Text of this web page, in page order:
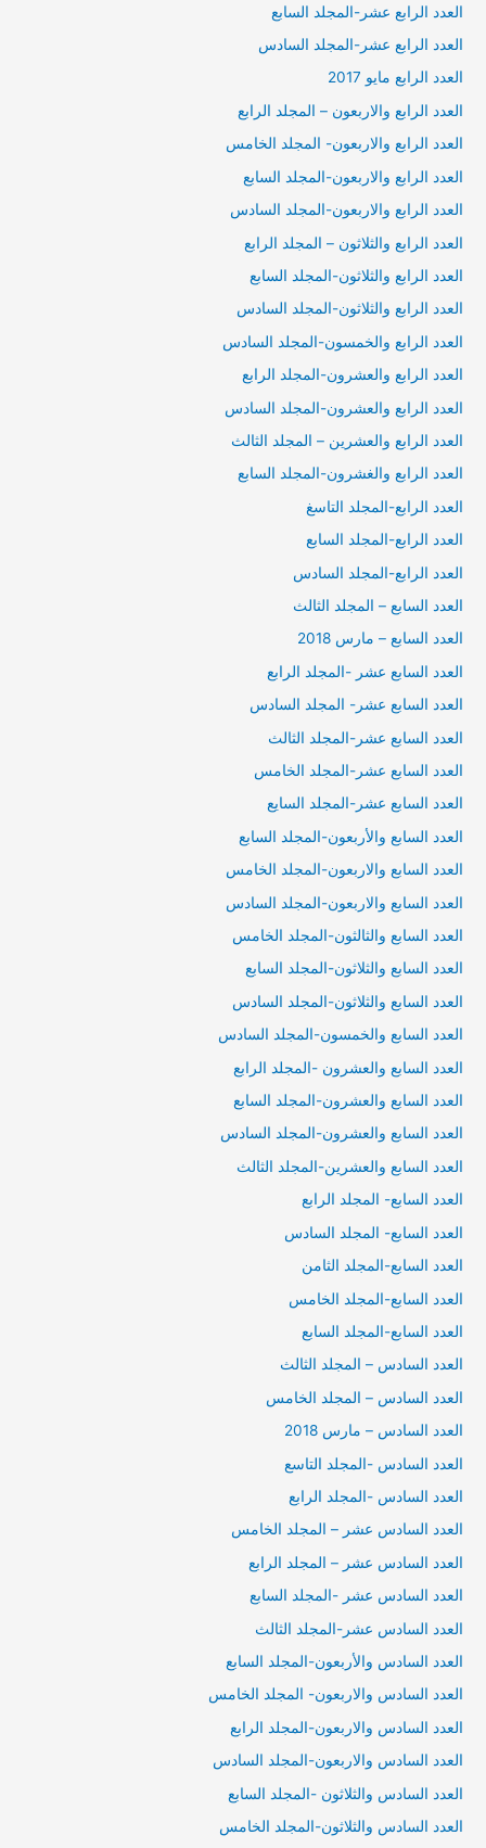
العدد الرابع عشر-المجلد السابع
العدد الرابع عشر-المجلد السادس
العدد الرابع مايو 2017
العدد الرابع والاربعون – المجلد الرابع
العدد الرابع والاربعون- المجلد الخامس
العدد الرابع والاربعون-المجلد السابع
العدد الرابع والاربعون-المجلد السادس
العدد الرابع والثلاثون – المجلد الرابع
العدد الرابع والثلاثون-المجلد السابع
العدد الرابع والثلاثون-المجلد السادس
العدد الرابع والخمسون-المجلد السادس
العدد الرابع والعشرون-المجلد الرابع
العدد الرابع والعشرون-المجلد السادس
العدد الرابع والعشرين – المجلد الثالث
العدد الرابع والغشرون-المجلد السابع
العدد الرابع-المجلد التاسغ
العدد الرابع-المجلد السابع
العدد الرابع-المجلد السادس
العدد السابع – المجلد الثالث
العدد السابع – مارس 2018
العدد السابع عشر -المجلد الرابع
العدد السابع عشر- المجلد السادس
العدد السابع عشر-المجلد الثالث
العدد السابع عشر-المجلد الخامس
العدد السابع عشر-المجلد السايع
العدد السابع والأربعون-المجلد السابع
العدد السابع والاربعون-المجلد الخامس
العدد السابع والاربعون-المجلد السادس
العدد السابع والثالثون-المجلد الخامس
العدد السابع والثلاثون-المجلد السابع
العدد السابع والثلاثون-المجلد السادس
العدد السابع والخمسون-المجلد السادس
العدد السابع والعشرون -المجلد الرابع
العدد السابع والعشرون-المجلد السابع
العدد السابع والعشرون-المجلد السادس
العدد السابع والعشرين-المجلد الثالث
العدد السابع- المجلد الرابع
العدد السابع- المجلد السادس
العدد السابع-المجلد الثامن
العدد السابع-المجلد الخامس
العدد السابع-المجلد السابع
العدد السادس – المجلد الثالث
العدد السادس – المجلد الخامس
العدد السادس – مارس 2018
العدد السادس -المجلد التاسع
العدد السادس -المجلد الرابع
العدد السادس عشر – المجلد الخامس
العدد السادس عشر – المجلد الرابع
العدد السادس عشر -المجلد السابع
العدد السادس عشر-المجلد الثالث
العدد السادس والأربعون-المجلد السابع
العدد السادس والاربعون- المجلد الخامس
العدد السادس والاربعون-المجلد الرابع
العدد السادس والاربعون-المجلد السادس
العدد السادس والثلاثون -المجلد السابع
العدد السادس والثلاثون-المجلد الخامس